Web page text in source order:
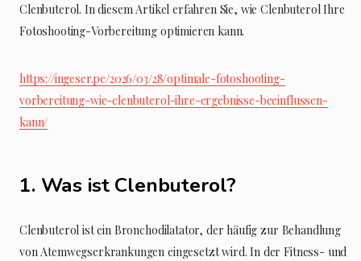
Clenbuterol. In diesem Artikel erfahren Sie, wie Clenbuterol Ihre
Fotoshooting-Vorbereitung optimieren kann.
https://ingeser.pe/2026/03/28/optimale-fotoshooting-
vorbereitung-wie-clenbuterol-ihre-ergebnisse-beeinflussen-
kann/
1. Was ist Clenbuterol?
Clenbuterol ist ein Bronchodilatator, der häufig zur Behandlung
von Atemwegserkrankungen eingesetzt wird. In der Fitness- und